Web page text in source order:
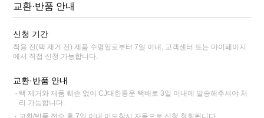
교환·반품 안내
신청 기간
착용 전(택 제거 전) 제품 수령일로부터 7일 이내, 고객센터 또는 마이페이지
에서 직접 신청 가능합니다.
교환·반품 안내
택 제거와 제품 훼손 없이 CJ대한통운 택배로 3일 이내에 발송해주셔야 처
리 가능합니다.
교환/반품 접수 후 7일 이내 미도착시 자동으로 신청 철회됩니다.